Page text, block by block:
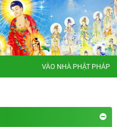
VÀO NHÀ PHẬT PHÁP